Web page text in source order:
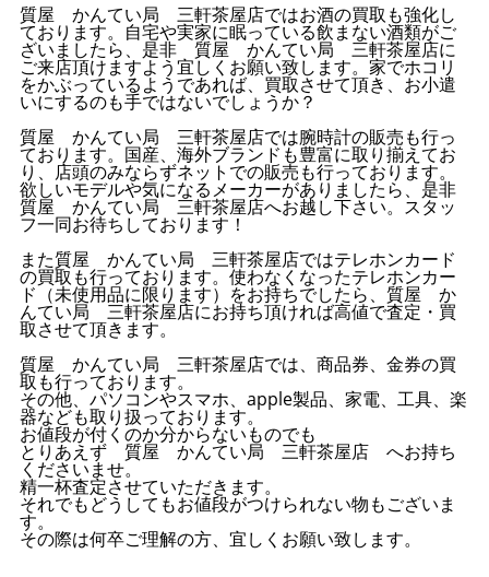
質屋 かんてい局 三軒茶屋店ではお酒の買取も強化し
ております。自宅や実家に眠っている飲まない酒類がご
ざいましたら、是非 質屋 かんてい局 三軒茶屋店に
ご来店頂けますよう宜しくお願い致します。家でホコリ
をかぶっているようであれば、買取させて頂き、お小遣
いにするのも手ではないでしょうか？
質屋 かんてい局 三軒茶屋店では腕時計の販売も行っ
ております。国産、海外ブランドも豊富に取り揃えてお
り、店頭のみならずネットでの販売も行っております。
欲しいモデルや気になるメーカーがありましたら、是非
質屋 かんてい局 三軒茶屋店へお越し下さい。スタッ
フ一同お待ちしております！
また質屋 かんてい局 三軒茶屋店ではテレホンカード
の買取も行っております。使わなくなったテレホンカー
ド（未使用品に限ります）をお持ちでしたら、質屋 か
んてい局 三軒茶屋店にお持ち頂ければ高値で査定・買
取させて頂きます。
質屋 かんてい局 三軒茶屋店では、商品券、金券の買
取も行っております。
その他、パソコンやスマホ、apple製品、家電、工具、楽
器なども取り扱っております。
お値段が付くのか分からないものでも
とりあえず 質屋 かんてい局 三軒茶屋店 へお持ち
くださいませ。
精一杯査定させていただきます。
それでもどうしてもお値段がつけられない物もございま
す。
その際は何卒ご理解の方、宜しくお願い致します。